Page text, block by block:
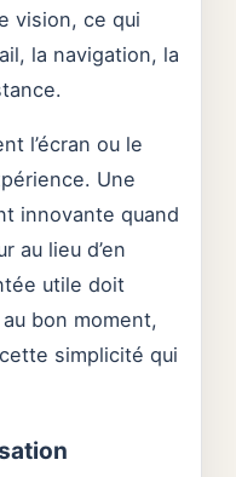
vision, ce qui
la navigation, la
l’écran ou le
Une
innovante quand
au lieu d’en
utile doit
bon moment,
simplicité qui